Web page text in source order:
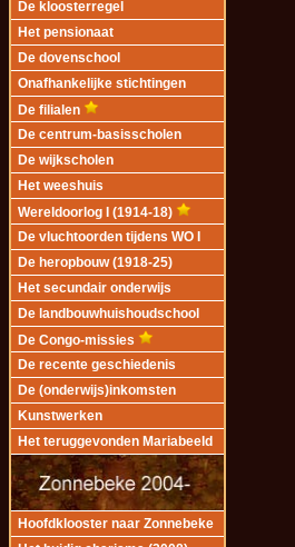
De kloosterregel
Het pensionaat
De dovenschool
Onafhankelijke stichtingen
De filialen
De centrum-basisscholen
De wijkscholen
Het weeshuis
Wereldoorlog I (1914-18)
De vluchtoorden tijdens WO I
De heropbouw (1918-25)
Het secundair onderwijs
De landbouwhuishoudschool
De Congo-missies
De recente geschiedenis
De (onderwijs)inkomsten
Kunstwerken
Het teruggevonden Mariabeeld
Hoofdklooster naar Zonnebeke